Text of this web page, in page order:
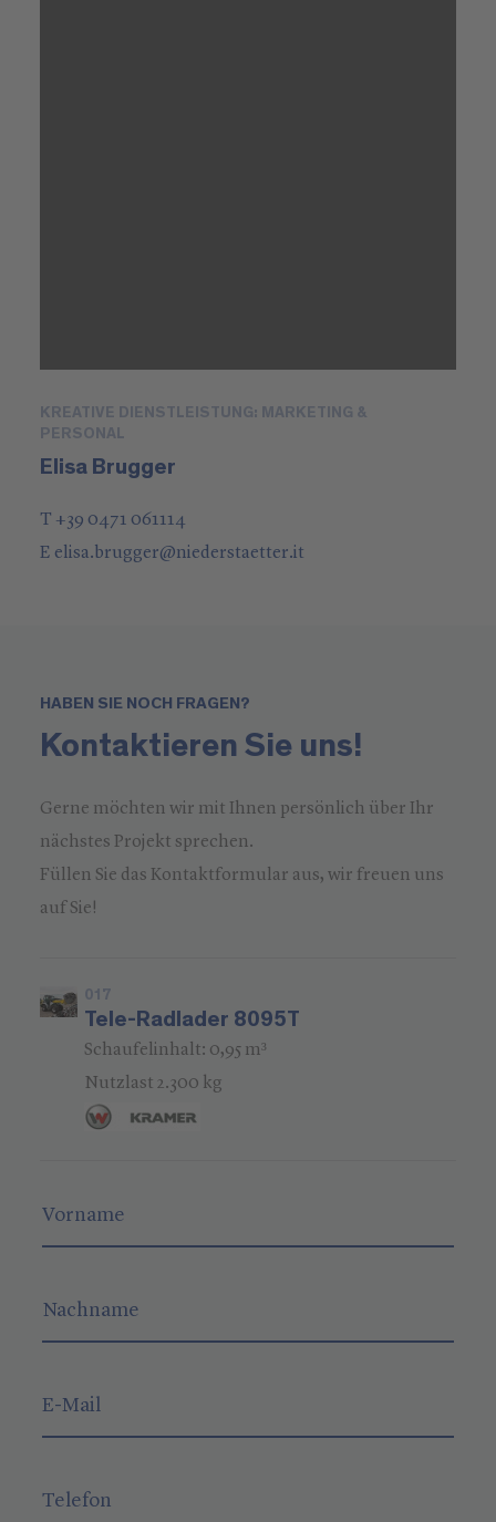
KREATIVE DIENSTLEISTUNG: MARKETING &
PERSONAL
Elisa Brugger
T +39 0471 061114
E elisa.brugger@niederstaetter.it
HABEN SIE NOCH FRAGEN?
Kontaktieren Sie uns!
Gerne möchten wir mit Ihnen persönlich über Ihr
nächstes Projekt sprechen.
Füllen Sie das Kontaktformular aus, wir freuen uns
auf Sie!
017
Tele-Radlader 8095T
Schaufelinhalt: 0,95 m³
Nutzlast 2.300 kg